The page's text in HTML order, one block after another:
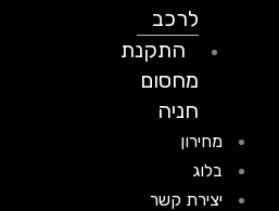
לרכב
התקנת
מחסום
חניה
מחירון
בלוג
יצירת קשר